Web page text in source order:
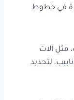
في خطوط
مثل آلات
لتحديد